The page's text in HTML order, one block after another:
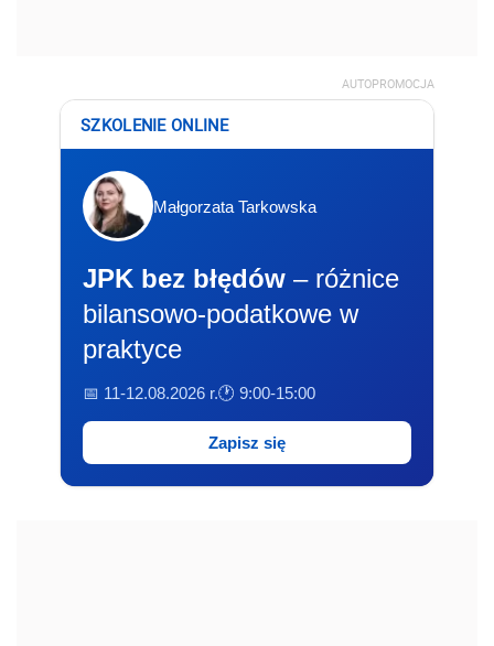
AUTOPROMOCJA
SZKOLENIE ONLINE
Małgorzata Tarkowska
JPK bez błędów – różnice
bilansowo-podatkowe w
praktyce
📅 11-12.08.2026 r.🕐 9:00-15:00
Zapisz się